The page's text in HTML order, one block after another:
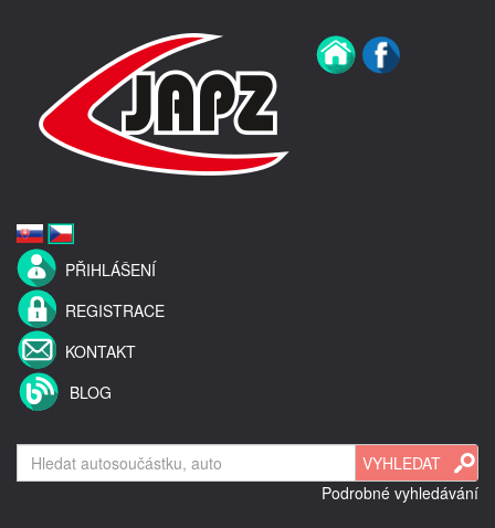
PŘIHLÁŠENÍ
REGISTRACE
KONTAKT
BLOG
Podrobné vyhledávání